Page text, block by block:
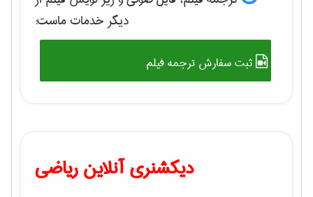
دیگر خدمات ماست:
ثبت سفارش ترجمه فیلم
دیکشنری آنلاین ریاضی